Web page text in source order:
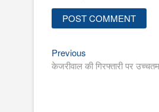
Post
navigation
Previous
post:
केजरीवाल की गिरफ्तारी पर